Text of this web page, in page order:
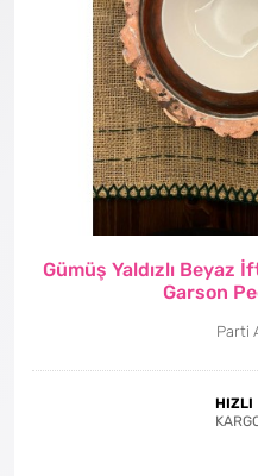
Gümüş Yaldızlı Beyaz
Garson
Parti
HIZLI